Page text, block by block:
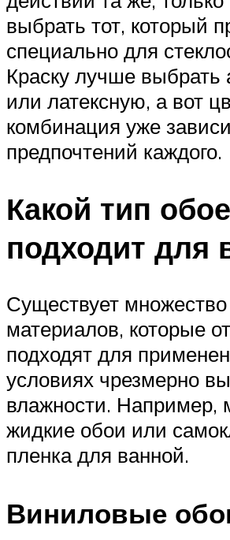
выбрать тот, который
специально для
Краску лучше выбрать
или латексную, а вот
комбинация уже
предпочтений каждого.
Какой тип
подходит для
Существует
материалов, которые
подходят для
условиях чрезмерно
влажности.
жидкие обои или
пленка для ванной.
Виниловые